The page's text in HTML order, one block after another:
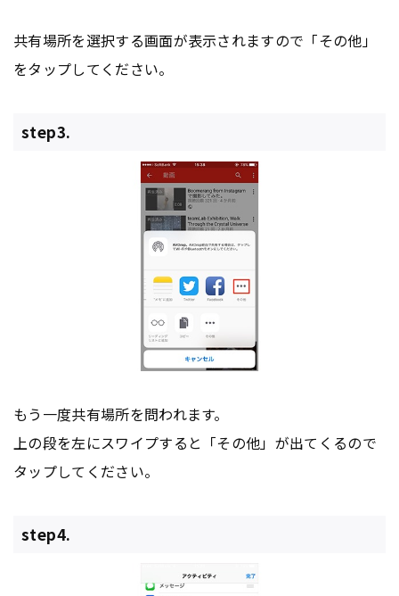
共有場所を選択する画面が表示されますので「その他」
をタップしてください。
step3.
もう一度共有場所を問われます。
上の段を左にスワイプすると「その他」が出てくるので
タップしてください。
step4.